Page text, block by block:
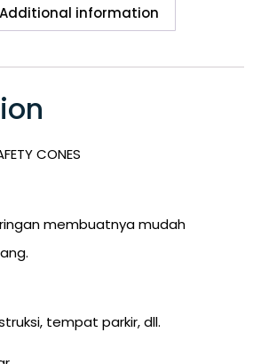
Additional information
CONES
membuatnya mudah
tempat parkir, dll.